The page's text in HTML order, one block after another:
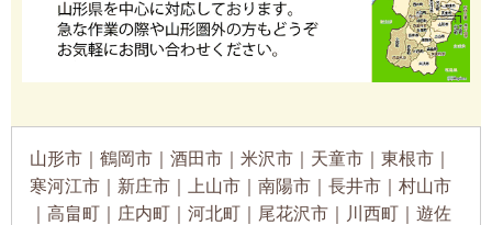
山形市｜鶴岡市｜酒田市｜米沢市｜天童市｜東根市｜
寒河江市｜新庄市｜上山市｜南陽市｜長井市｜村山市
｜高畠町｜庄内町｜河北町｜尾花沢市｜川西町｜遊佐